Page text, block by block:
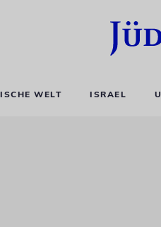
WELT ISRAEL